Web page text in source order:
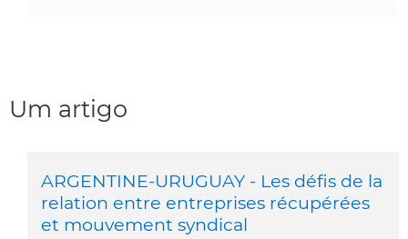
Um artigo
ARGENTINE-URUGUAY - Les défis de la
relation entre entreprises récupérées
et mouvement syndical